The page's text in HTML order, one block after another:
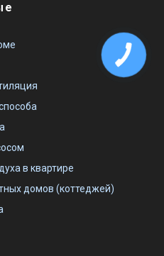
в квартире
домов (коттеджей)